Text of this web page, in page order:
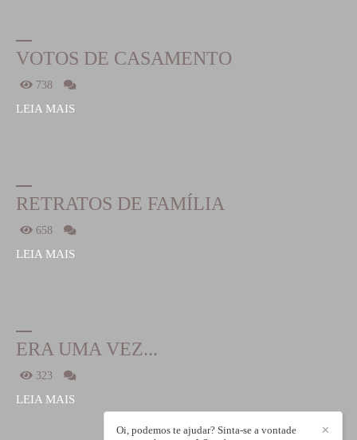
VOTOS DE CASAMENTO
LEIA MAIS
738
RETRATOS DE FAMÍLIA
LEIA MAIS
658
ERA UMA VEZ...
LEIA MAIS
323
✕
Oi, podemos te ajudar? Sinta-se a vontade